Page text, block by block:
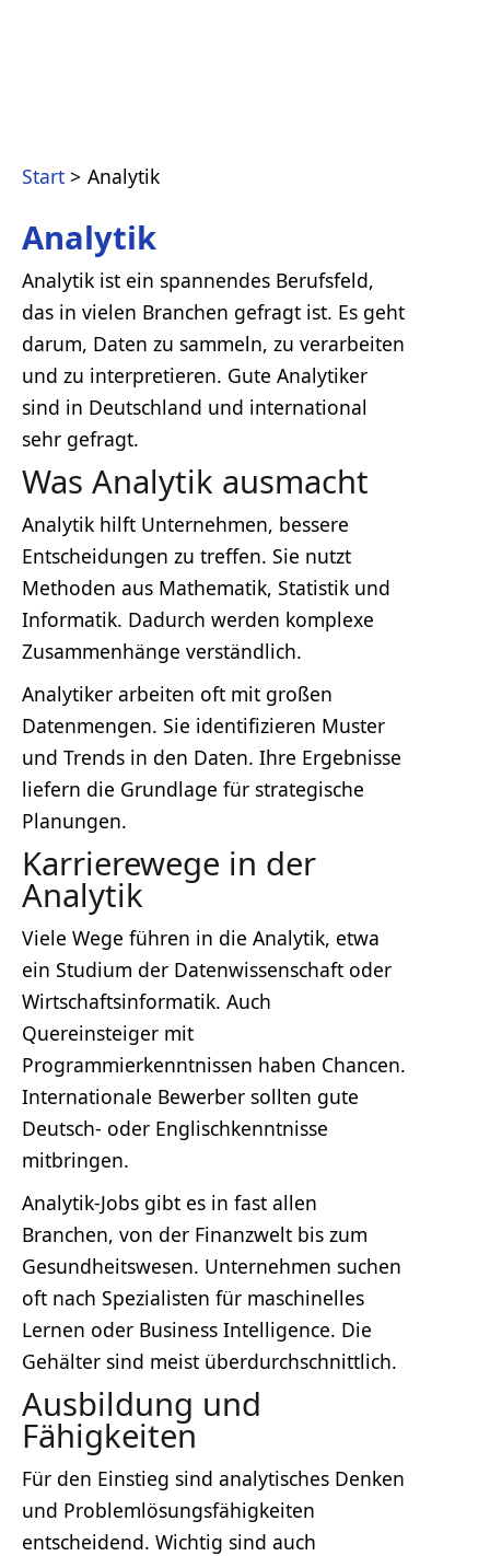
Start Analytik
Analytik
Analytik ist ein spannendes Berufsfeld,
das in vielen Branchen gefragt ist. Es geht
darum, Daten zu sammeln, zu verarbeiten
und zu interpretieren. Gute Analytiker
sind in Deutschland und international
sehr gefragt.
Was Analytik ausmacht
Analytik hilft Unternehmen, bessere
Entscheidungen zu treffen. Sie nutzt
Methoden aus Mathematik, Statistik und
Informatik. Dadurch werden komplexe
Zusammenhänge verständlich.
Analytiker arbeiten oft mit großen
Datenmengen. Sie identifizieren Muster
und Trends in den Daten. Ihre Ergebnisse
liefern die Grundlage für strategische
Planungen.
Karrierewege in der
Analytik
Viele Wege führen in die Analytik, etwa
ein Studium der Datenwissenschaft oder
Wirtschaftsinformatik. Auch
Quereinsteiger mit
Programmierkenntnissen haben Chancen.
Internationale Bewerber sollten gute
Deutsch- oder Englischkenntnisse
mitbringen.
Analytik-Jobs gibt es in fast allen
Branchen, von der Finanzwelt bis zum
Gesundheitswesen. Unternehmen suchen
oft nach Spezialisten für maschinelles
Lernen oder Business Intelligence. Die
Gehälter sind meist überdurchschnittlich.
Ausbildung und
Fähigkeiten
Für den Einstieg sind analytisches Denken
und Problemlösungsfähigkeiten
entscheidend. Wichtig sind auch